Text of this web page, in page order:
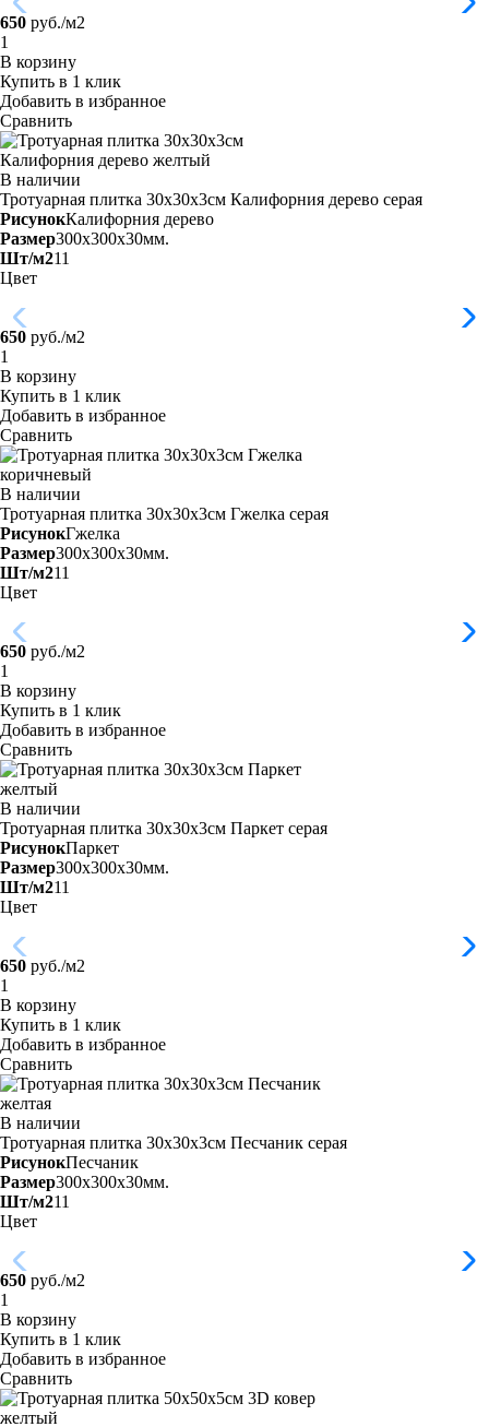
650 руб./м2
В корзину
Купить в 1 клик
Добавить в избранное
Сравнить
В наличии
Тротуарная плитка 30х30х3см Калифорния дерево серая
РисунокКалифорния дерево
Размер300x300x30мм.
Шт/м211
Цвет
650 руб./м2
В корзину
Купить в 1 клик
Добавить в избранное
Сравнить
В наличии
Тротуарная плитка 30х30х3см Гжелка серая
РисунокГжелка
Размер300x300x30мм.
Шт/м211
Цвет
650 руб./м2
В корзину
Купить в 1 клик
Добавить в избранное
Сравнить
В наличии
Тротуарная плитка 30х30х3см Паркет серая
РисунокПаркет
Размер300x300x30мм.
Шт/м211
Цвет
650 руб./м2
В корзину
Купить в 1 клик
Добавить в избранное
Сравнить
В наличии
Тротуарная плитка 30х30х3см Песчаник серая
РисунокПесчаник
Размер300x300x30мм.
Шт/м211
Цвет
650 руб./м2
В корзину
Купить в 1 клик
Добавить в избранное
Сравнить